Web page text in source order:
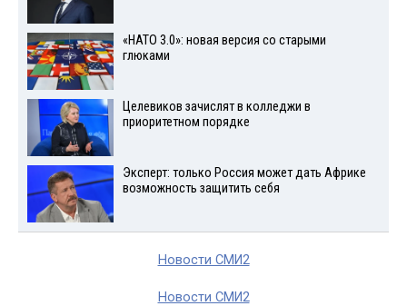
«НАТО 3.0»: новая версия со старыми
глюками
Целевиков зачислят в колледжи в
приоритетном порядке
Эксперт: только Россия может дать Африке
возможность защитить себя
Новости СМИ2
Новости СМИ2